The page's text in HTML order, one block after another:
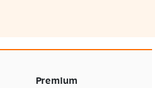
Premium